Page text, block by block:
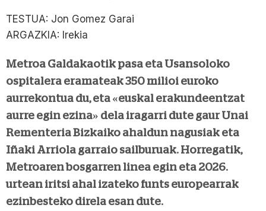
TESTUA: Jon Gomez Garai
ARGAZKIA: Irekia
Metroa Galdakaotik pasa eta Usansoloko
ospitalera eramateak 350 milioi euroko
aurrekontua du, eta «euskal erakundeentzat
aurre egin ezina» dela iragarri dute gaur Unai
Rementeria Bizkaiko ahaldun nagusiak eta
Iñaki Arriola garraio sailburuak. Horregatik,
Metroaren bosgarren linea egin eta 2026.
urtean iritsi ahal izateko funts europearrak
ezinbesteko direla esan dute.